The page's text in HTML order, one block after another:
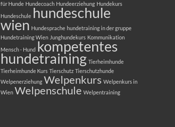
für Hunde Hundecoach Hundeerziehung Hundekurs
Hundeschule hundeschule
wien Hundesprache hundetraining in der gruppe
Hundetraining Wien Junghundekurs Kommunikation
Mensch - Hund kompetentes
hundetraining Tierheimhunde
Tierheimhunde Kurs Tierschutz Tierschutzhunde
Welpenerziehung Welpenkurs Welpenkurs in
Wien Welpenschule Welpentraining